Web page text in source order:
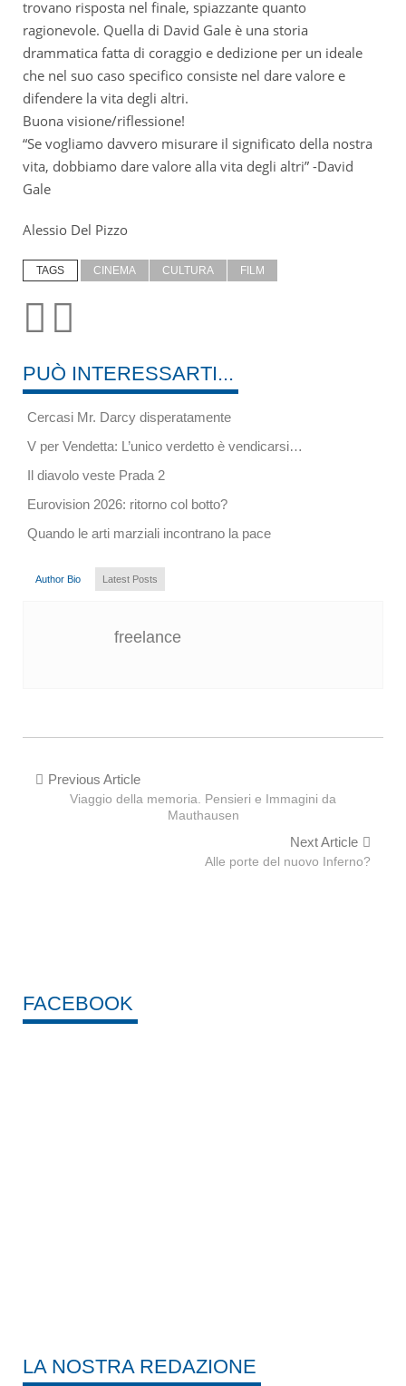
trovano risposta nel finale, spiazzante quanto
ragionevole. Quella di David Gale è una storia
drammatica fatta di coraggio e dedizione per un ideale
che nel suo caso specifico consiste nel dare valore e
difendere la vita degli altri.
Buona visione/riflessione!
“Se vogliamo davvero misurare il significato della nostra
vita, dobbiamo dare valore alla vita degli altri” -David
Gale
Alessio Del Pizzo
TAGS CINEMA CULTURA FILM
PUÒ INTERESSARTI...
Cercasi Mr. Darcy disperatamente
V per Vendetta: L’unico verdetto è vendicarsi…
Il diavolo veste Prada 2
Eurovision 2026: ritorno col botto?
Quando le arti marziali incontrano la pace
Author Bio Latest Posts
freelance
Previous Article
Viaggio della memoria. Pensieri e Immagini da
Mauthausen
Next Article
Alle porte del nuovo Inferno?
FACEBOOK
LA NOSTRA REDAZIONE